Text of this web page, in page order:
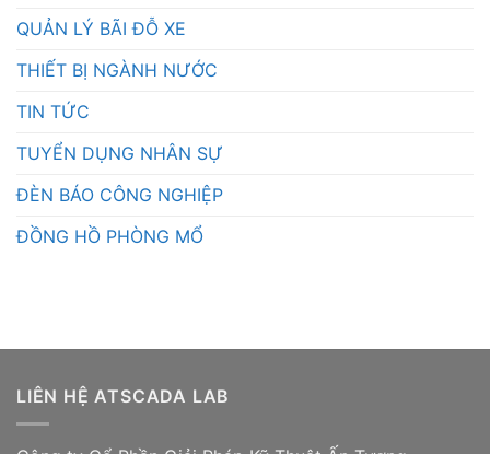
QUẢN LÝ BÃI ĐỖ XE
THIẾT BỊ NGÀNH NƯỚC
TIN TỨC
TUYỂN DỤNG NHÂN SỰ
ĐÈN BÁO CÔNG NGHIỆP
ĐỒNG HỒ PHÒNG MỔ
LIÊN HỆ ATSCADA LAB